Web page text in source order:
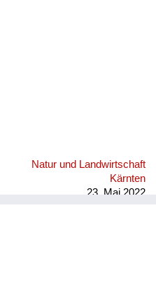
Natur und Landwirtschaft
Kärnten
23. Mai 2022